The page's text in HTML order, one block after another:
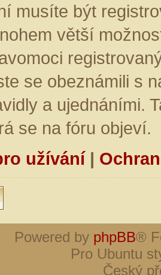
musíte být
větší
se obeznámili s
a ujednáními.
se na fóru objeví.
užívání|
Powered by phpBB®
Pro Ubuntu
Český